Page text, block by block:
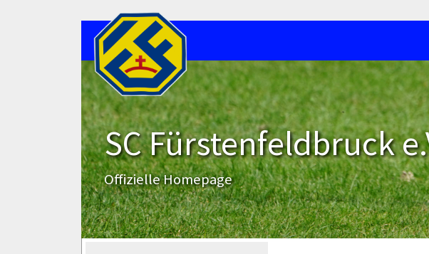
SC Fürstenfeldbruck
Offizielle Homepage